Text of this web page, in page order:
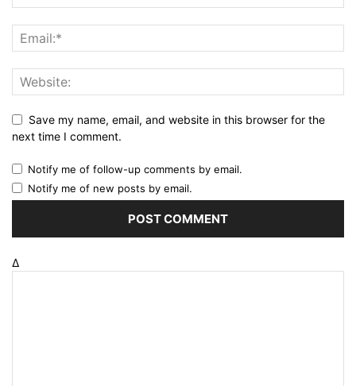
Save my name, email, and website in this browser for the
next time I comment.
Notify me of follow-up comments by email.
Notify me of new posts by email.
Δ